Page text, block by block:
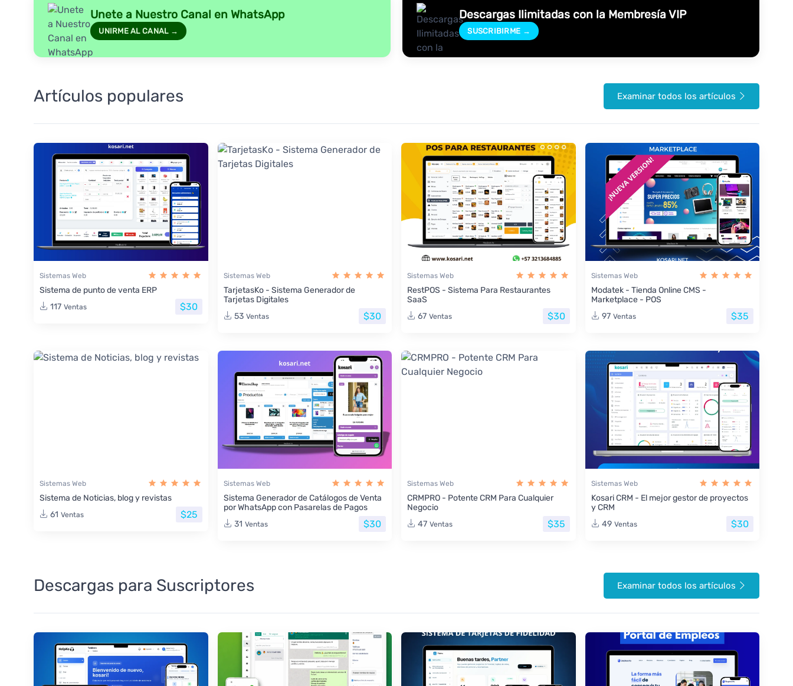
Unete a Nuestro Canal en WhatsApp
UNIRME AL CANAL →
Descargas Ilimitadas con la Membresía VIP
SUSCRIBIRME →
Artículos populares Examinar todos los artículos
Sistemas Web
Sistema de punto de venta ERP
117 Ventas $30
Sistemas Web
TarjetasKo - Sistema Generador de
Tarjetas Digitales
53 Ventas $30
Sistemas Web
RestPOS - Sistema Para Restaurantes
SaaS
67 Ventas $30
Sistemas Web
Modatek - Tienda Online CMS -
Marketplace - POS
97 Ventas $35
Sistemas Web
Sistema de Noticias, blog y revistas
61 Ventas $25
Sistemas Web
Sistema Generador de Catálogos de Venta
por WhatsApp con Pasarelas de Pagos
31 Ventas $30
Sistemas Web
CRMPRO - Potente CRM Para Cualquier
Negocio
47 Ventas $35
Sistemas Web
Kosari CRM - El mejor gestor de proyectos
y CRM
49 Ventas $30
Descargas para Suscriptores Examinar todos los artículos